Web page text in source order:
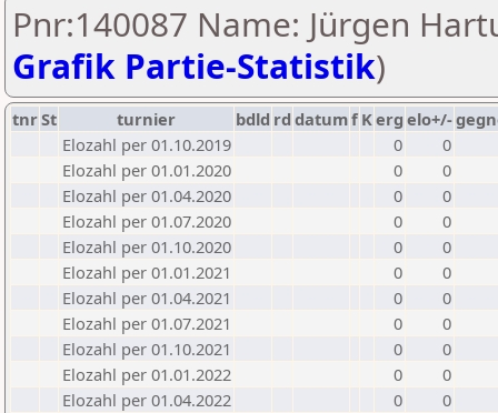
Pnr:140087 Name: Jürgen
Grafik Partie-Statistik)
tnrSt turnier bdld rd datumf Kerg elo+/-
Elozahl per 01.10.2019
0
0
Elozahl per 01.01.2020
0
0
Elozahl per 01.04.2020
0
0
Elozahl per 01.07.2020
0
0
Elozahl per 01.10.2020
0
0
Elozahl per 01.01.2021
0
0
Elozahl per 01.04.2021
0
0
Elozahl per 01.07.2021
0
0
Elozahl per 01.10.2021
0
0
Elozahl per 01.01.2022
0
0
Elozahl per 01.04.2022
0
0